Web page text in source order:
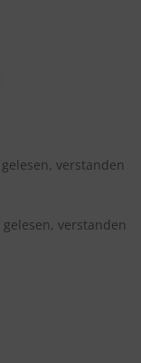
gelesen, verstanden
gelesen, verstanden